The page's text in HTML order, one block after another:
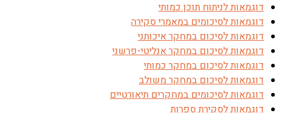
דוגמאות לניתוח תוכן כמותי
דוגמאות לסיכומים במאמרי סקירה
דוגמאות לסיכום במחקר איכותני
דוגמאות לסיכום במחקר אנליטי-פרשני
דוגמאות לסיכום במחקר כמותי
דוגמאות לסיכום במחקר משולב
דוגמאות לסיכומים במחקרים תיאורטיים
דוגמאות לסקירת ספרות